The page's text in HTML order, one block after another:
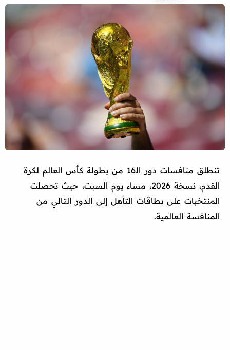
تنطلق منافسات دور الـ16 من بطولة كأس العالم لكرة
القدم، نسخة 2026، مساء يوم السبت، حيث تحصلت
المنتخبات على بطاقات التأهل إلى الدور التالي من
المنافسة العالمية.